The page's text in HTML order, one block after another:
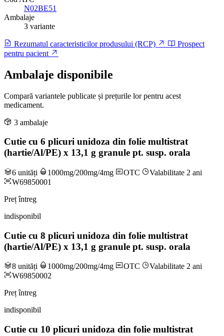
N02BE51
Ambalaje
3 variante
Rezumatul caracteristicilor produsului (RCP)
Prospect
pentru pacient
Ambalaje disponibile
Compară variantele publicate și prețurile lor pentru acest
medicament.
3 ambalaje
Cutie cu 6 plicuri unidoza din folie multistrat
(hartie/Al/PE) x 13,1 g granule pt. susp. orala
6 unități 1000mg/200mg/4mg OTC
Valabilitate 2 ani
W69850001
Preț întreg
indisponibil
Cutie cu 8 plicuri unidoza din folie multistrat
(hartie/Al/PE) x 13,1 g granule pt. susp. orala
8 unități 1000mg/200mg/4mg OTC
Valabilitate 2 ani
W69850002
Preț întreg
indisponibil
Cutie cu 10 plicuri unidoza din folie multistrat